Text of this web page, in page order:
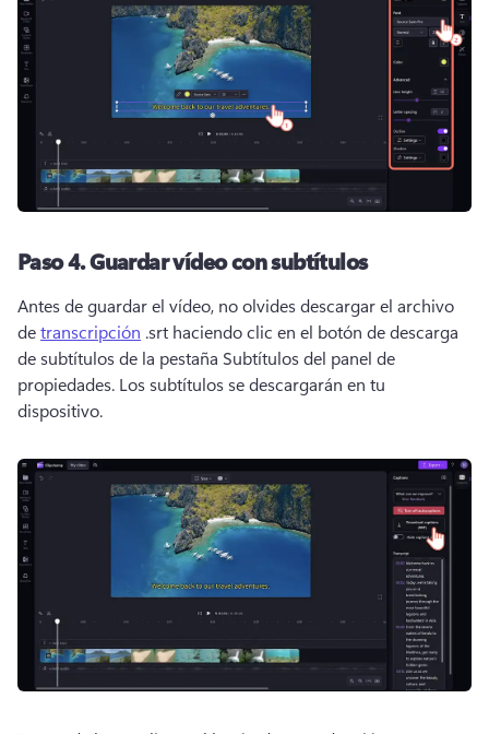
Paso 4.Guardar vídeo con subtítulos
Antes de guardar el vídeo, no olvides descargar el archivo
de transcripción .srt haciendo clic en el botón de descarga
de subtítulos de la pestaña Subtítulos del panel de
propiedades. Los subtítulos se descargarán en tu
dispositivo.